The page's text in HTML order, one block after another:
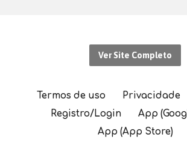
Ver Site Completo
Termos de uso Privacidade
Registro/Login
App
App (App Store)